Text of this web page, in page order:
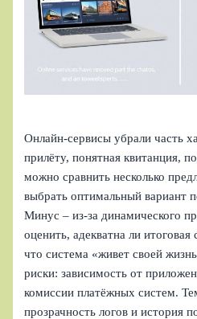
Онлайн-сервисы убрали часть
прилёту, понятная квитанция,
можно сравнить несколько
выбрать оптимальный вариант
Минус – из‑за динамического
оценить, адекватна ли
что система «живет своей
риски: зависимость от
комиссии платёжных систем.
прозрачность логов и история